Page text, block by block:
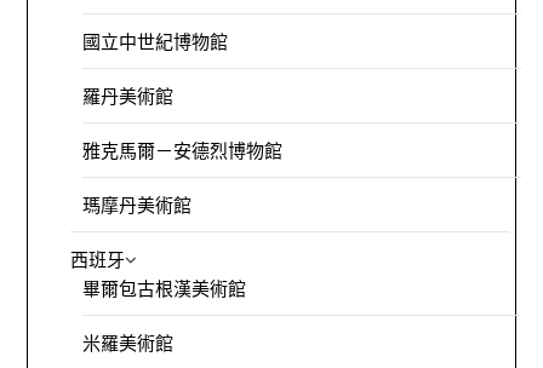
國立中世紀博物館
羅丹美術館
雅克馬爾－安德烈博物館
瑪摩丹美術館
西班牙
畢爾包古根漢美術館
米羅美術館